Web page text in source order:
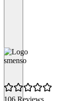
smenso
106 Reviews